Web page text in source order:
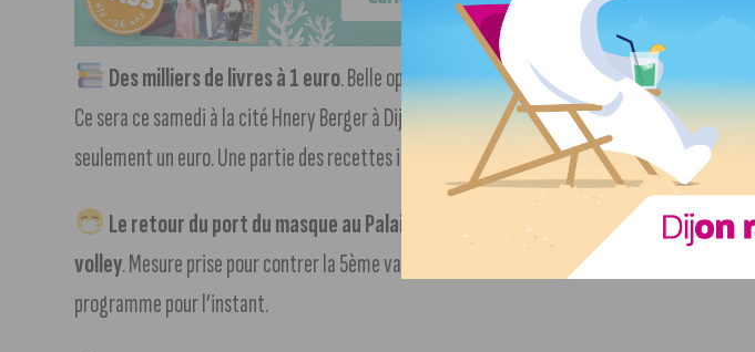
Des milliers de livres à 1 euro. Belle opération à venir à la Médiathèque du conseil
Ce sera ce samedi à la cité Hnery Berger à Dijon. Cette 5ème édition promet plus de 7.000
seulement un euro. Une partie des recettes ira à l’association « A lire et faire lire ».
Le retour du port du masque au Palais des Sports et pour tous les matchs de
volley. Mesure prise pour contrer la 5ème vague de Covid-19. Pas de restriction des jauges
programme pour l’instant.